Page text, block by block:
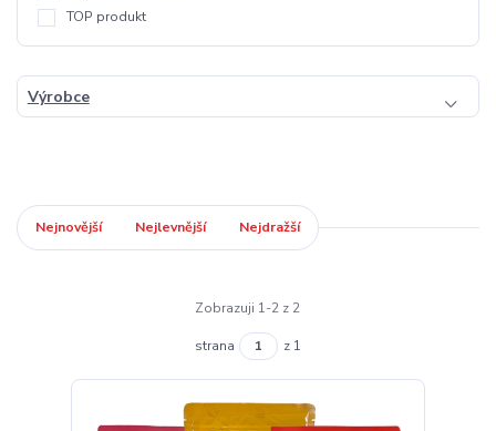
TOP produkt
Výrobce
Nejnovější Nejlevnější Nejdražší
Zobrazuji 1-2 z 2
strana z 1